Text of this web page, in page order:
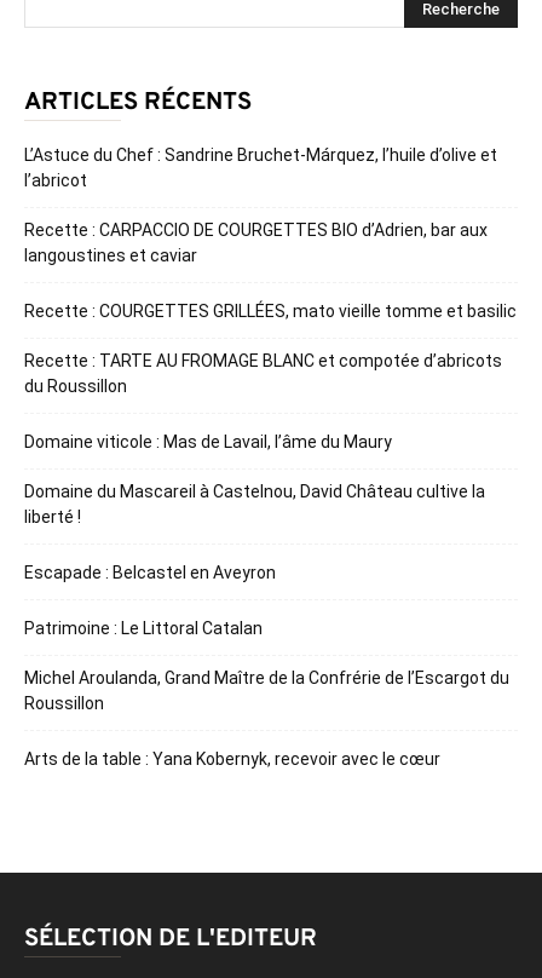
ARTICLES RÉCENTS
L’Astuce du Chef : Sandrine Bruchet-Márquez, l’huile d’olive et
l’abricot
Recette : CARPACCIO DE COURGETTES BIO d’Adrien, bar aux
langoustines et caviar
Recette : COURGETTES GRILLÉES, mato vieille tomme et basilic
Recette : TARTE AU FROMAGE BLANC et compotée d’abricots
du Roussillon
Domaine viticole : Mas de Lavail, l’âme du Maury
Domaine du Mascareil à Castelnou, David Château cultive la
liberté !
Escapade : Belcastel en Aveyron
Patrimoine : Le Littoral Catalan
Michel Aroulanda, Grand Maître de la Confrérie de l’Escargot du
Roussillon
Arts de la table : Yana Kobernyk, recevoir avec le cœur
SÉLECTION DE L'EDITEUR